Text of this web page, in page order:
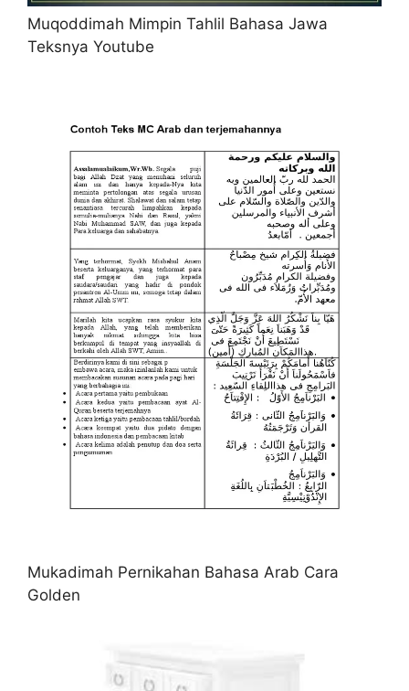
Muqoddimah Mimpin Tahlil Bahasa Jawa
Teksnya Youtube
Mukadimah Pernikahan Bahasa Arab Cara
Golden